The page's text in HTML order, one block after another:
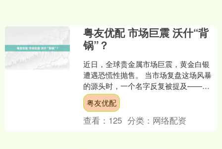
粤友优配 市场巨震 沃什“背
锅”？
近日，全球贵金属市场巨震，黄金白银
遭遇恐慌性抛售。 当市场复盘这场风暴
的源头时，一个名字反复被提及——凯
文·沃什。据新华社报道，当地时间1月30
日美联储前理事凯....
粤友优配
查看： 125 分类： 网络配资